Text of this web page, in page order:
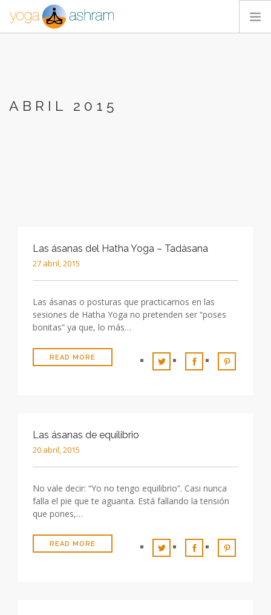
CONTACTA
ABRIL 2015
Las ásanas del Hatha Yoga – Tadásana
27 abril, 2015
Las ásanas o posturas que practicamos en las
sesiones de Hatha Yoga no pretenden ser “poses
bonitas” ya que, lo más…
READ MORE
Las ásanas de equilibrio
20 abril, 2015
No vale decir: “Yo no tengo equilibrio”. Casi nunca
falla el pie que te aguanta. Está fallando la tensión
que pones,…
READ MORE